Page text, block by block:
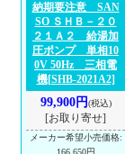
納期要注意 SAN
SO ＳＨＢ－２０
２１Ａ２ 給湯加
圧ポンプ 単相10
0V 50Hz 三相電
機[SHB-2021A2]
99,900円(税込)
[お取り寄せ]
メーカー希望小売価格:
166,650円